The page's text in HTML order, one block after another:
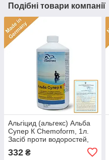
Подібні товари компанії
Альгіцид (альгекс) Альба
Супер К Chemoform, 1л.
Засіб проти водоростей,
від зелені води в басейні.
Хімія для басейну
332 ₴